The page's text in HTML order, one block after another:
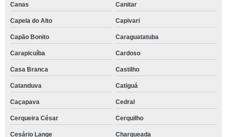
Canas Canitar
Capela do Alto Capivari
Capão Bonito Caraguatatuba
Carapicuíba Cardoso
Casa Branca Castilho
Catanduva Catiguá
Caçapava Cedral
Cerqueira César Cerquilho
Cesário Lange Charqueada